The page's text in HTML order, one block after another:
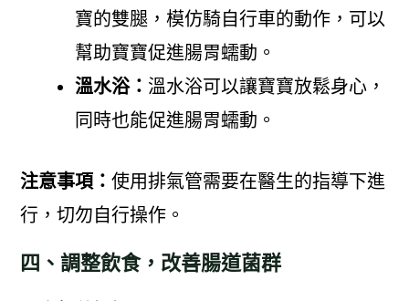
寶的雙腿，模仿騎自行車的動作，可以
幫助寶寶促進腸胃蠕動。
溫水浴： 溫水浴可以讓寶寶放鬆身心，
同時也能促進腸胃蠕動。
注意事項： 使用排氣管需要在醫生的指導下進
行，切勿自行操作。
四、調整飲食，改善腸道菌群